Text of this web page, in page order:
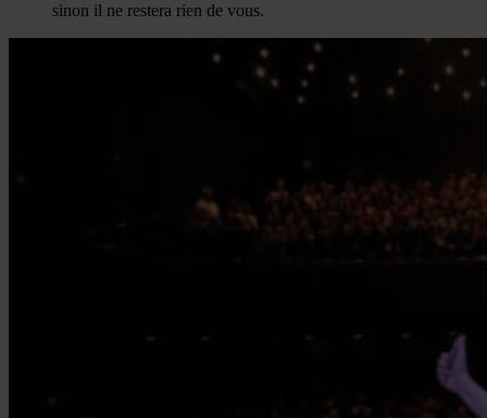
sinon il ne restera rien de vous.